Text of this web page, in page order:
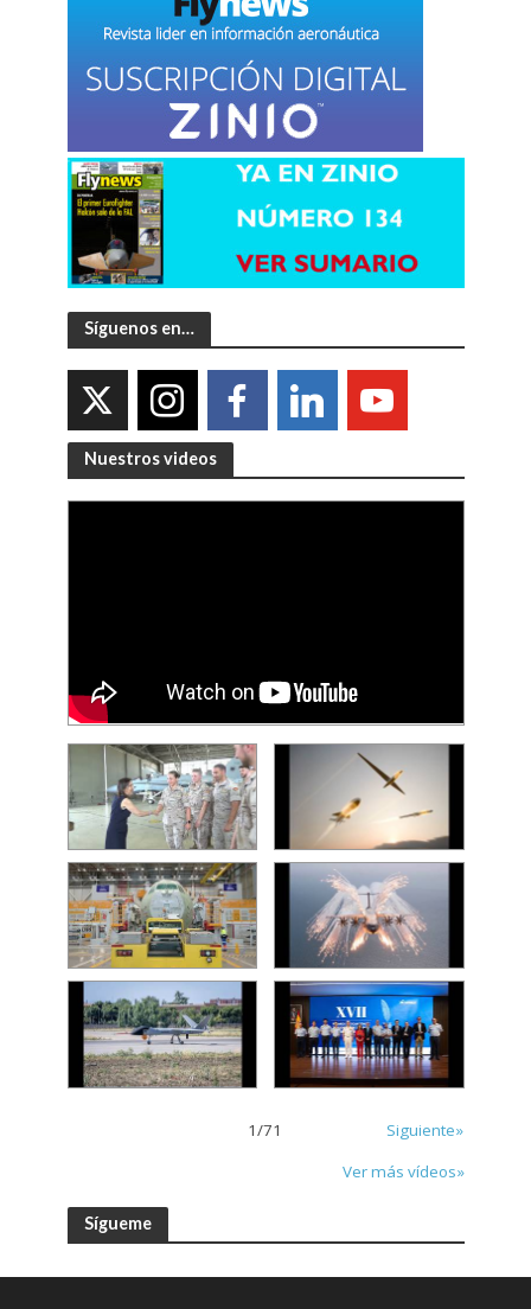
Síguenos en…
Nuestros videos
1/71
Siguiente»
Ver más vídeos»
Sígueme